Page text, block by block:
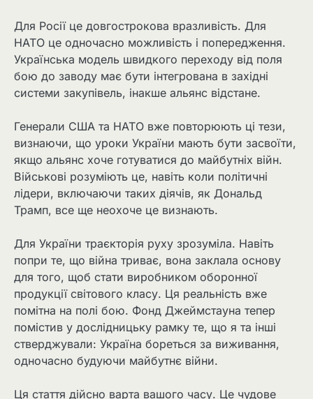
Для Росії це довгострокова вразливість. Для
НАТО це одночасно можливість і попередження.
Українська модель швидкого переходу від поля
бою до заводу має бути інтегрована в західні
системи закупівель, інакше альянс відстане.
Генерали США та НАТО вже повторюють ці тези,
визнаючи, що уроки України мають бути засвоїти,
якщо альянс хоче готуватися до майбутніх війн.
Військові розуміють це, навіть коли політичні
лідери, включаючи таких діячів, як Дональд
Трамп, все ще неохоче це визнають.
Для України траєкторія руху зрозуміла. Навіть
попри те, що війна триває, вона заклала основу
для того, щоб стати виробником оборонної
продукції світового класу. Ця реальність вже
помітна на полі бою. Фонд Джеймстауна тепер
помістив у дослідницьку рамку те, що я та інші
стверджували: Україна бореться за виживання,
одночасно будуючи майбутнє війни.
Ця стаття дійсно варта вашого часу. Це чудове